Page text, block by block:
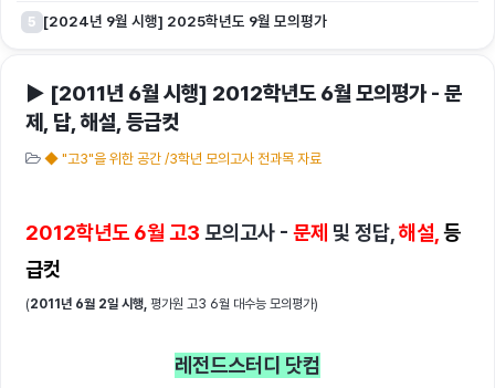
5 [2024년 9월 시행] 2025학년도 9월 모의평가
▶ [2011년 6월 시행] 2012학년도 6월 모의평가 - 문
제, 답, 해설, 등급컷
◆ "고3"을 위한 공간 /3학년 모의고사 전과목 자료
2012학년도 6월 고3 모의고사 - 문제 및 정답,해설,등
급컷
(2011년 6월 2일 시행, 평가원 고3 6월 대수능 모의평가)
레전드스터디 닷컴